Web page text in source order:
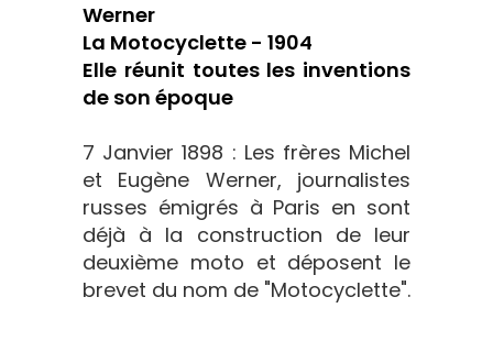
Werner
La Motocyclette - 1904
Elle réunit toutes les inventions
de son époque
7 Janvier 1898 : Les frères Michel
et Eugène Werner, journalistes
russes émigrés à Paris en sont
déjà à la construction de leur
deuxième moto et déposent le
brevet du nom de "Motocyclette".